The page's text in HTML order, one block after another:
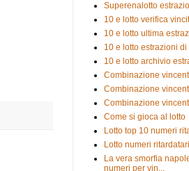
Superenalotto
10 e lotto verifica
10 e lotto ultima
10 e lotto estrazioni di
10 e lotto archivio
Combinazione
Combinazione
Combinazione
Come si gioca al lotto
Lotto top 10 numeri
Lotto numeri
La vera smorfia
numeri per vin...